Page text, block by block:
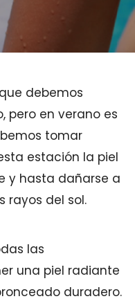
debemos
pero en verano es
tomar
estación la piel
y hasta dañarse a
rayos del sol.
las
una piel radiante
duradero.